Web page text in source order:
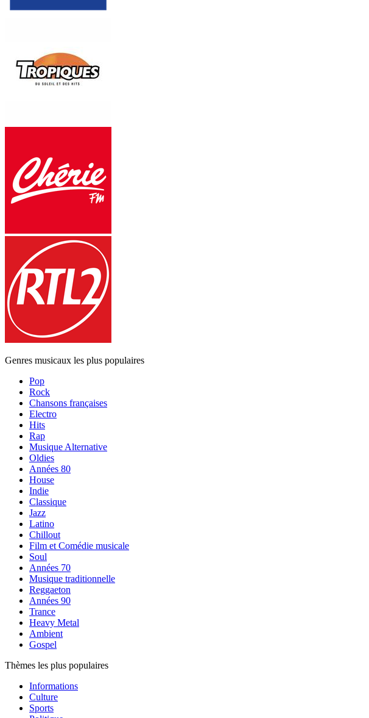
Genres musicaux les plus populaires
Pop
Rock
Chansons françaises
Electro
Hits
Rap
Musique Alternative
Oldies
Années 80
House
Indie
Classique
Jazz
Latino
Chillout
Film et Comédie musicale
Soul
Années 70
Musique traditionnelle
Reggaeton
Années 90
Trance
Heavy Metal
Ambient
Gospel
Thèmes les plus populaires
Informations
Culture
Sports